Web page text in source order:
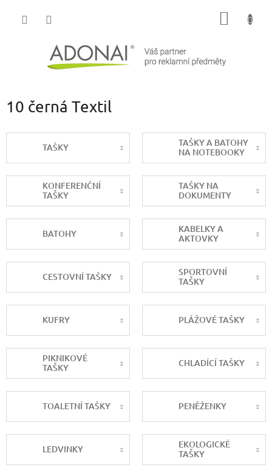
10 černá Textil
TAŠKY
TAŠKY A BATOHY
NA NOTEBOOKY
KONFERENČNÍ
TAŠKY
TAŠKY NA
DOKUMENTY
BATOHY
KABELKY A
AKTOVKY
CESTOVNÍ TAŠKY
SPORTOVNÍ
TAŠKY
KUFRY PLÁŽOVÉ TAŠKY
PIKNIKOVÉ
TAŠKY
CHLADÍCÍ TAŠKY
TOALETNÍ TAŠKY PENĚŽENKY
LEDVINKY
EKOLOGICKÉ
TAŠKY